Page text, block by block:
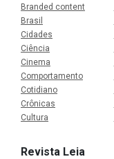
Branded content
Brasil
Cidades
Ciência
Cinema
Comportamento
Cotidiano
Crônicas
Cultura
Revista Leia